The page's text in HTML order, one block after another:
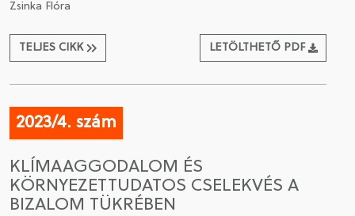
Zsinka Flóra
TELJES CIKK LETÖLTHETŐ PDF
2023/4. szám
KLÍMAAGGODALOM ÉS
KÖRNYEZETTUDATOS CSELEKVÉS A
BIZALOM TÜKRÉBEN